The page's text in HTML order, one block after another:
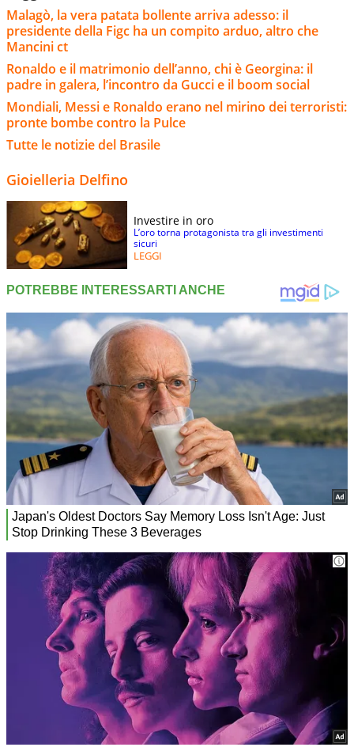
Malagò, la vera patata bollente arriva adesso: il
presidente della Figc ha un compito arduo, altro che
Mancini ct
Ronaldo e il matrimonio dell’anno, chi è Georgina: il
padre in galera, l’incontro da Gucci e il boom social
Mondiali, Messi e Ronaldo erano nel mirino dei terroristi:
pronte bombe contro la Pulce
Tutte le notizie del Brasile
Gioielleria Delfino
Investire in oro
L’oro torna protagonista tra gli investimenti
sicuri
LEGGI